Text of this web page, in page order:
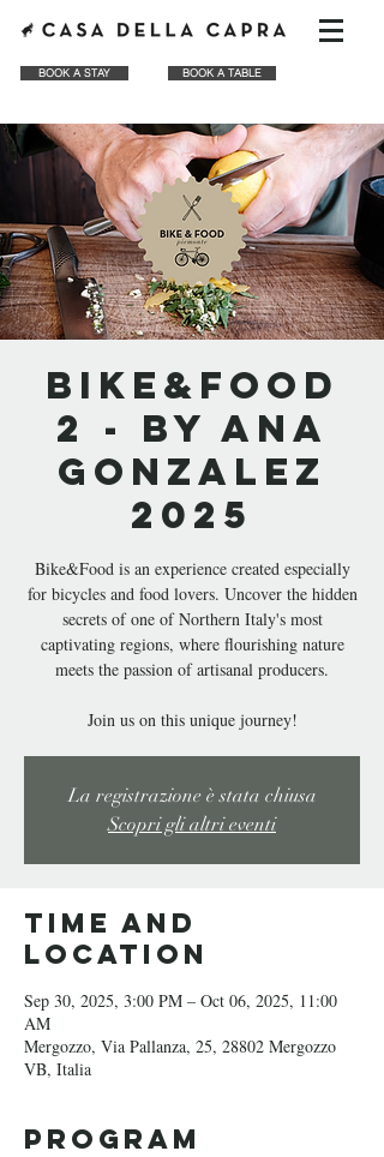
BOOK A STAY BOOK A TABLE
BIKE&FOOD
2 - by ANA
GONZALEZ
2025
Bike&Food is an experience created especially
for bicycles and food lovers. Uncover the hidden
secrets of one of Northern Italy's most
captivating regions, where flourishing nature
meets the passion of artisanal producers.
La registrazione è stata chiusa
Scopri gli altri eventi
Time and
Location
Sep 30, 2025, 3:00 PM – Oct 06, 2025, 11:00
AM
Mergozzo, Via Pallanza, 25, 28802 Mergozzo
VB, Italia
Program